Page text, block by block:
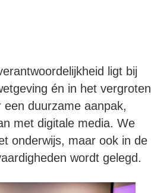
ligt bij
én in het vergroten
duurzame aanpak,
met digitale media. We
onderwijs, maar ook in de
wordt gelegd.